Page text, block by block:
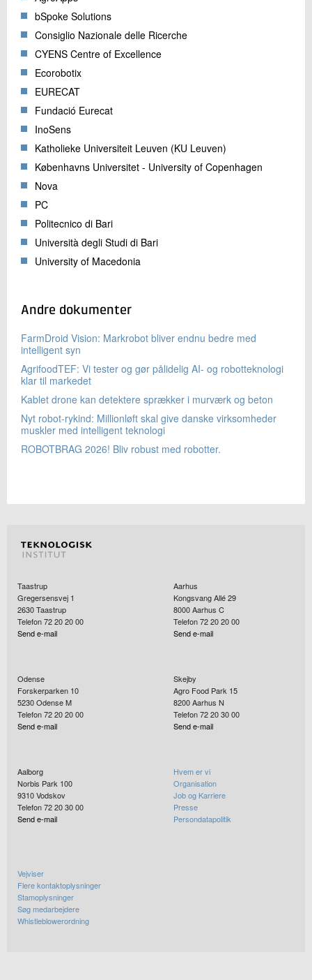
bSpoke Solutions
Consiglio Nazionale delle Ricerche
CYENS Centre of Excellence
Ecorobotix
EURECAT
Fundació Eurecat
InoSens
Katholieke Universiteit Leuven (KU Leuven)
Københavns Universitet - University of Copenhagen
Nova
PC
Politecnico di Bari
Università degli Studi di Bari
University of Macedonia
Andre dokumenter
FarmDroid Vision: Markrobot bliver endnu bedre med
intelligent syn
AgrifoodTEF: Vi tester og gør pålidelig AI- og robotteknologi
klar til markedet
Kablet drone kan detektere sprækker i murværk og beton
Nyt robot-rykind: Millionløft skal give danske virksomheder
muskler med intelligent teknologi
ROBOTBRAG 2026! Bliv robust med robotter.
Taastrup
Gregersensvej 1
2630Taastrup
Telefon 72 20 20 00
Send e-mail
Aarhus
Kongsvang Allé 29
8000Aarhus C
Telefon 72 20 20 00
Send e-mail
Odense
Forskerparken 10
5230Odense M
Telefon 72 20 20 00
Send e-mail
Skejby
Agro Food Park 15
8200Aarhus N
Telefon 72 20 30 00
Send e-mail
Aalborg
Norbis Park 100
9310Vodskov
Telefon 72 20 30 00
Send e-mail
Hvem er vi
Organisation
Job og Karriere
Presse
Persondatapolitik
Vejviser
Flere kontaktoplysninger
Stamoplysninger
Søg medarbejdere
Whistleblowerordning